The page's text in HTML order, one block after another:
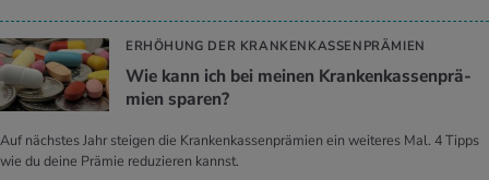
ERHÖHUNG DER KRANKENKASSENPRÄMIEN
Wie kann ich bei mei­nen Kran­ken­kas­sen­prä­
mi­en spa­ren?
Auf nächstes Jahr steigen die Krankenkassenprämien ein weiteres Mal. 4 Tipps
wie du deine Prämie reduzieren kannst.